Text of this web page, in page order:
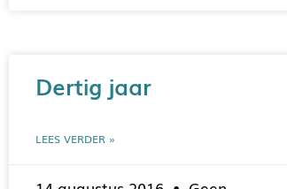
Dertig jaar
LEES VERDER »